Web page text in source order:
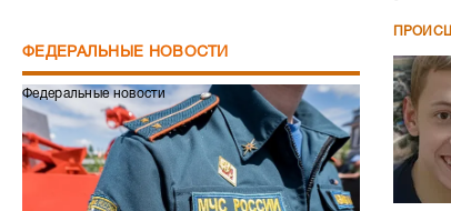
ФЕДЕРАЛЬНЫЕ НОВОСТИ
Федеральные новости